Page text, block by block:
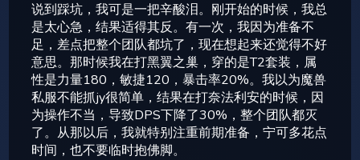
说到踩坑，我可是一把辛酸泪。刚开始的时候，我总
是太心急，结果适得其反。有一次，我因为准备不
足，差点把整个团队都坑了，现在想起来还觉得不好
意思。那时候我在打黑翼之巢，穿的是T2套装，属
性是力量180，敏捷120，暴击率20%。我以为魔兽
私服不能抓jy很简单，结果在打奈法利安的时候，因
为操作不当，导致DPS下降了30%，整个团队都灭
了。从那以后，我就特别注重前期准备，宁可多花点
时间，也不要临时抱佛脚。